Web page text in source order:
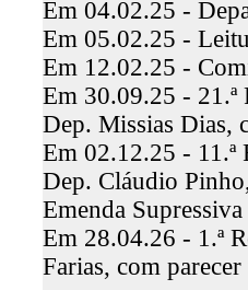
Em 04.02.25 -
Em 05.02.25 -
Em 12.02.25 -
Em 30.09.25 - 21.ª
Dep. Missias Dias,
Em 02.12.25 - 11.ª
Dep. Cláudio
Emenda
Em 28.04.26 - 1.ª
Farias, com